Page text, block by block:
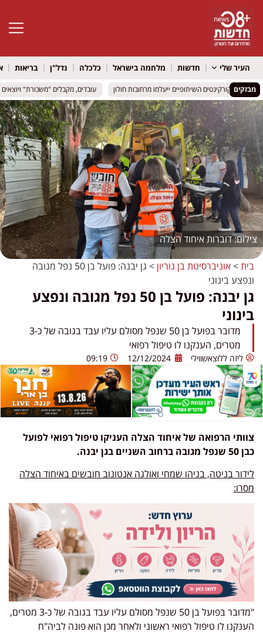
פתח
העיר שלי חדשות מלחמה בישראל כלכלה נדל"ן בריאות
מבזקים עובדים, מקבלים "משכורת" ויוצאים
עובדים, מקבלים "משכורת" ויוצאים
דוברות איחוד הצלה
בית>אוניברסיטת בן גוריון>
גן יבנה: פועל בן 50 נפל מגובה
ונפצע בינוני
גן יבנה: פועל בן 50 נפל מגובה ונפצע
בינוני
מדובר בפועל בן 50 שנפל מסולם עליו עבד בגובה של כ-3
מטרים, הענקנו לו טיפול רפואי
ליזה ללוצאשווילי 12/12/2024
09:19
צוותי הרפואה של איחוד הצלה העניקו טיפול רפואי לפועל
כבן 50 שנפל מגובה ברחוב השניים בגן יבנה.
לידור בניטה, בניהו שמחי ואולגה אנטונוב חובשים באיחוד הצלה
מסרו:
"מדובר בפועל בן 50 שנפל מסולם עליו עבד בגובה של כ-3 מטרים,
הענקנו לו טיפול רפואי ראשוני ולאחר מכן הוא פונה לביה"ח